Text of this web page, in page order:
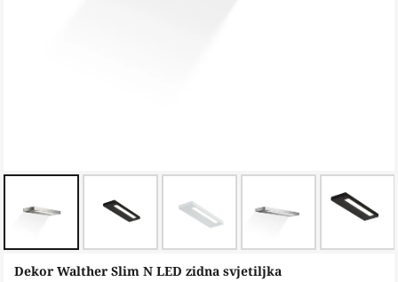
Skip
Dekor Walther Slim N LED zidna svjetiljka